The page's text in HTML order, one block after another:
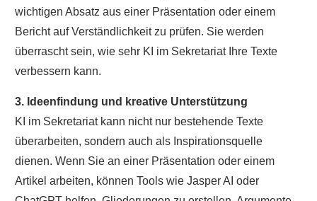
wichtigen Absatz aus einer Präsentation oder einem
Bericht auf Verständlichkeit zu prüfen. Sie werden
überrascht sein, wie sehr KI im Sekretariat Ihre Texte
verbessern kann.
3. Ideenfindung und kreative Unterstützung
KI im Sekretariat kann nicht nur bestehende Texte
überarbeiten, sondern auch als Inspirationsquelle
dienen. Wenn Sie an einer Präsentation oder einem
Artikel arbeiten, können Tools wie Jasper AI oder